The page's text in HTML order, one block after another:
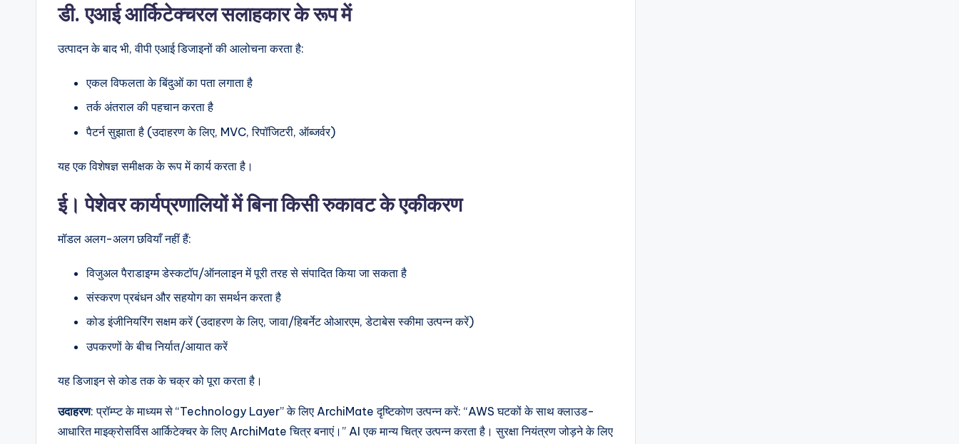
डी. एआई आर्किटेक्चरल सलाहकार के रूप में
उत्पादन के बाद भी, वीपी एआई डिजाइनों की आलोचना करता है:
एकल विफलता के बिंदुओं का पता लगाता है
तर्क अंतराल की पहचान करता है
पैटर्न सुझाता है (उदाहरण के लिए, MVC, रिपॉजिटरी, ऑब्जर्वर)
यह एक विशेषज्ञ समीक्षक के रूप में कार्य करता है।
ई। पेशेवर कार्यप्रणालियों में बिना किसी रुकावट के एकीकरण
मॉडल अलग-अलग छवियाँ नहीं हैं:
विजुअल पैराडाइग्म डेस्कटॉप/ऑनलाइन में पूरी तरह से संपादित किया जा सकता है
संस्करण प्रबंधन और सहयोग का समर्थन करता है
कोड इंजीनियरिंग सक्षम करें (उदाहरण के लिए, जावा/हिबर्नेट ओआरएम, डेटाबेस स्कीमा उत्पन्न करें)
उपकरणों के बीच निर्यात/आयात करें
यह डिजाइन से कोड तक के चक्र को पूरा करता है।
उदाहरण: प्रॉम्प्ट के माध्यम से “Technology Layer” के लिए ArchiMate दृष्टिकोण उत्पन्न करें: “AWS घटकों के साथ क्लाउड-
आधारित माइक्रोसर्विस आर्किटेक्चर के लिए ArchiMate चित्र बनाएं।” AI एक मान्य चित्र उत्पन्न करता है। सुरक्षा नियंत्रण जोड़ने के लिए